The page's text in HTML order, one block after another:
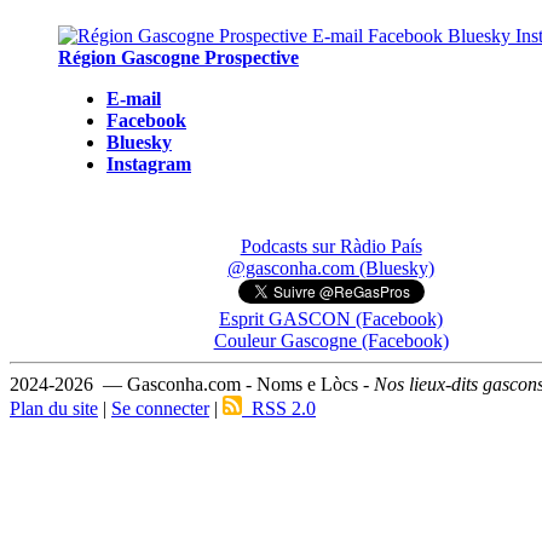
Région Gascogne Prospective
E-mail
Facebook
Bluesky
Instagram
Podcasts sur Ràdio País
@gasconha.com (Bluesky)
Esprit GASCON (Facebook)
Couleur Gascogne (Facebook)
2024-2026 — Gasconha.com - Noms e Lòcs - Nos lieux-dits
Plan du site | Se connecter| RSS 2.0